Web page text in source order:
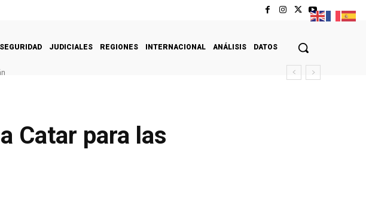
SEGURIDAD JUDICIALES REGIONES INTERNACIONAL ANÁLISIS DATOS
Catar para las